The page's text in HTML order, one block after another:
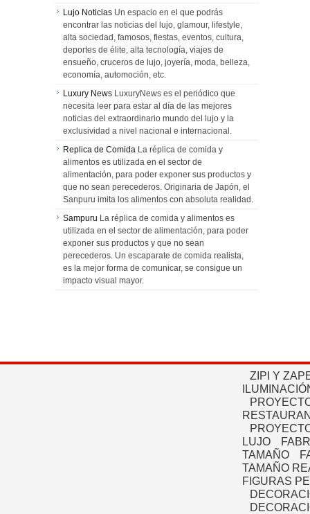
Lujo Noticias Un espacio en el que podrás
encontrar las noticias del lujo, glamour, lifestyle,
alta sociedad, famosos, fiestas, eventos, cultura,
deportes de élite, alta tecnología, viajes de
ensueño, cruceros de lujo, joyería, moda, belleza,
economía, automoción, etc.
Luxury News LuxuryNews es el periódico que
necesita leer para estar al día de las mejores
noticias del extraordinario mundo del lujo y la
exclusividad a nivel nacional e internacional.
Replica de Comida La réplica de comida y
alimentos es utilizada en el sector de
alimentación, para poder exponer sus productos y
que no sean perecederos. Originaria de Japón, el
Sanpuru imita los alimentos con absoluta realidad.
Sampuru La réplica de comida y alimentos es
utilizada en el sector de alimentación, para poder
exponer sus productos y que no sean
perecederos. Un escaparate de comida realista,
es la mejor forma de comunicar, se consigue un
impacto visual mayor.
ZIPI Y
LUJO
TAMAÑO
TAMAÑO
FIGURAS